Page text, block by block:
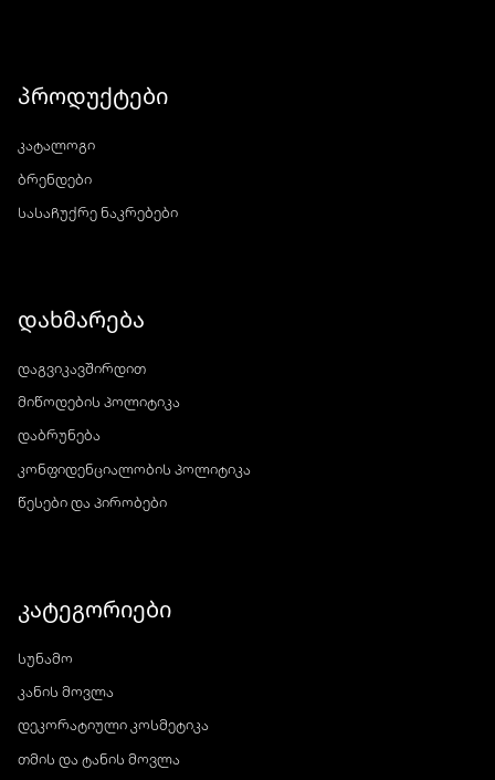
პროდუქტები
კატალოგი
ბრენდები
სასაჩუქრე ნაკრებები
დახმარება
დაგვიკავშირდით
მიწოდების პოლიტიკა
დაბრუნება
კონფიდენციალობის პოლიტიკა
წესები და პირობები
კატეგორიები
სუნამო
კანის მოვლა
დეკორატიული კოსმეტიკა
თმის და ტანის მოვლა